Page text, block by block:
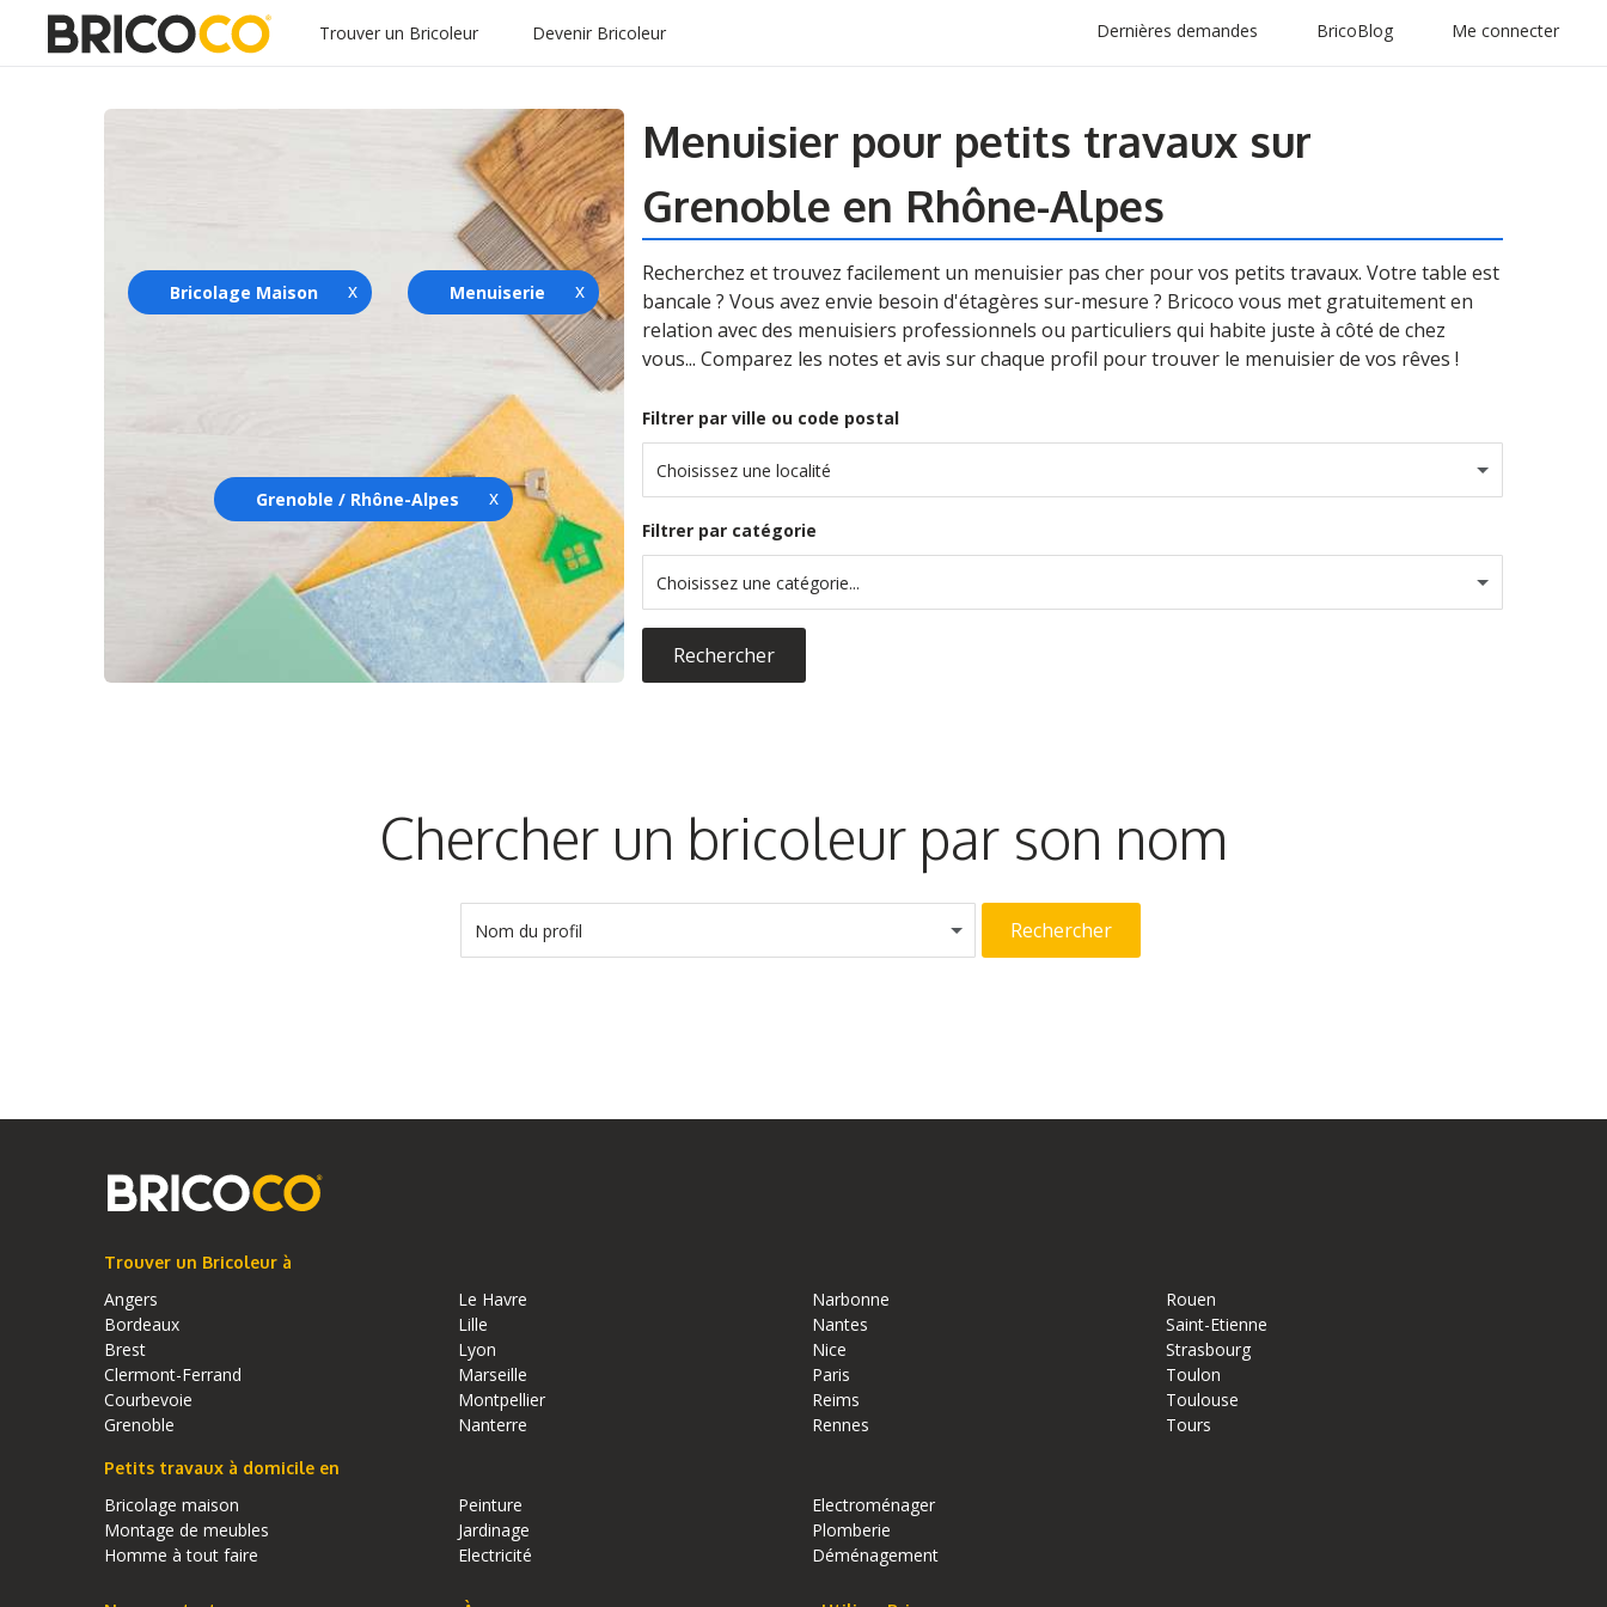
Trouver un Bricoleur Devenir Bricoleur Dernières demandes BricoBlog Me connecter
Bricolage Maison Menuiserie
Grenoble / Rhône-Alpes
Menuisier pour petits travaux sur
Grenoble en Rhône-Alpes
Recherchez et trouvez facilement un menuisier pas cher pour vos petits travaux. Votre table est
bancale ? Vous avez envie besoin d'étagères sur-mesure ? Bricoco vous met gratuitement en
relation avec des menuisiers professionnels ou particuliers qui habite juste à côté de chez
vous... Comparez les notes et avis sur chaque profil pour trouver le menuisier de vos rêves !
Filtrer par ville ou code postal
Choisissez une localité
Filtrer par catégorie
Choisissez une catégorie...
Rechercher
Chercher un bricoleur par son nom
Nom du profil Rechercher
Trouver un Bricoleur à
Angers
Bordeaux
Brest
Clermont-Ferrand
Courbevoie
Grenoble
Le Havre
Lille
Lyon
Marseille
Montpellier
Nanterre
Narbonne
Nantes
Nice
Paris
Reims
Rennes
Rouen
Saint-Etienne
Strasbourg
Toulon
Toulouse
Tours
Petits travaux à domicile en
Bricolage maison
Montage de meubles
Homme à tout faire
Peinture
Jardinage
Electricité
Electroménager
Plomberie
Déménagement